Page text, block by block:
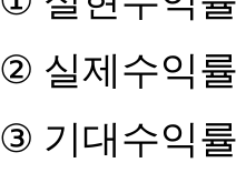
② 실제수익
③ 기대수익